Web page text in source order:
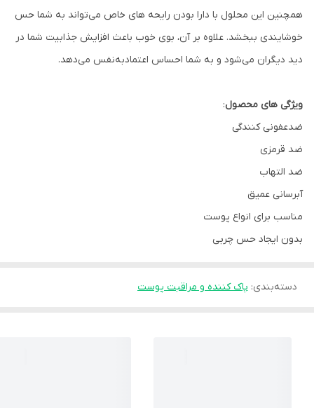
همچنین این محلول با دارا بودن رایحه های خاص می‌تواند به شما حس
خوشایندی ببخشد. علاوه بر آن، بوی خوب باعث افزایش جذابیت شما در
دید دیگران می‌شود و به شما احساس اعتمادبه‌نفس می‌دهد.
ویژگی های محصول:
ضدعفونی کنندگی
ضد قرمزی
ضد التهاب
آبرسانی عمیق
مناسب برای انواع پوست
بدون ایجاد حس چربی
دسته‌بندی: پاک کننده و مراقبت پوست